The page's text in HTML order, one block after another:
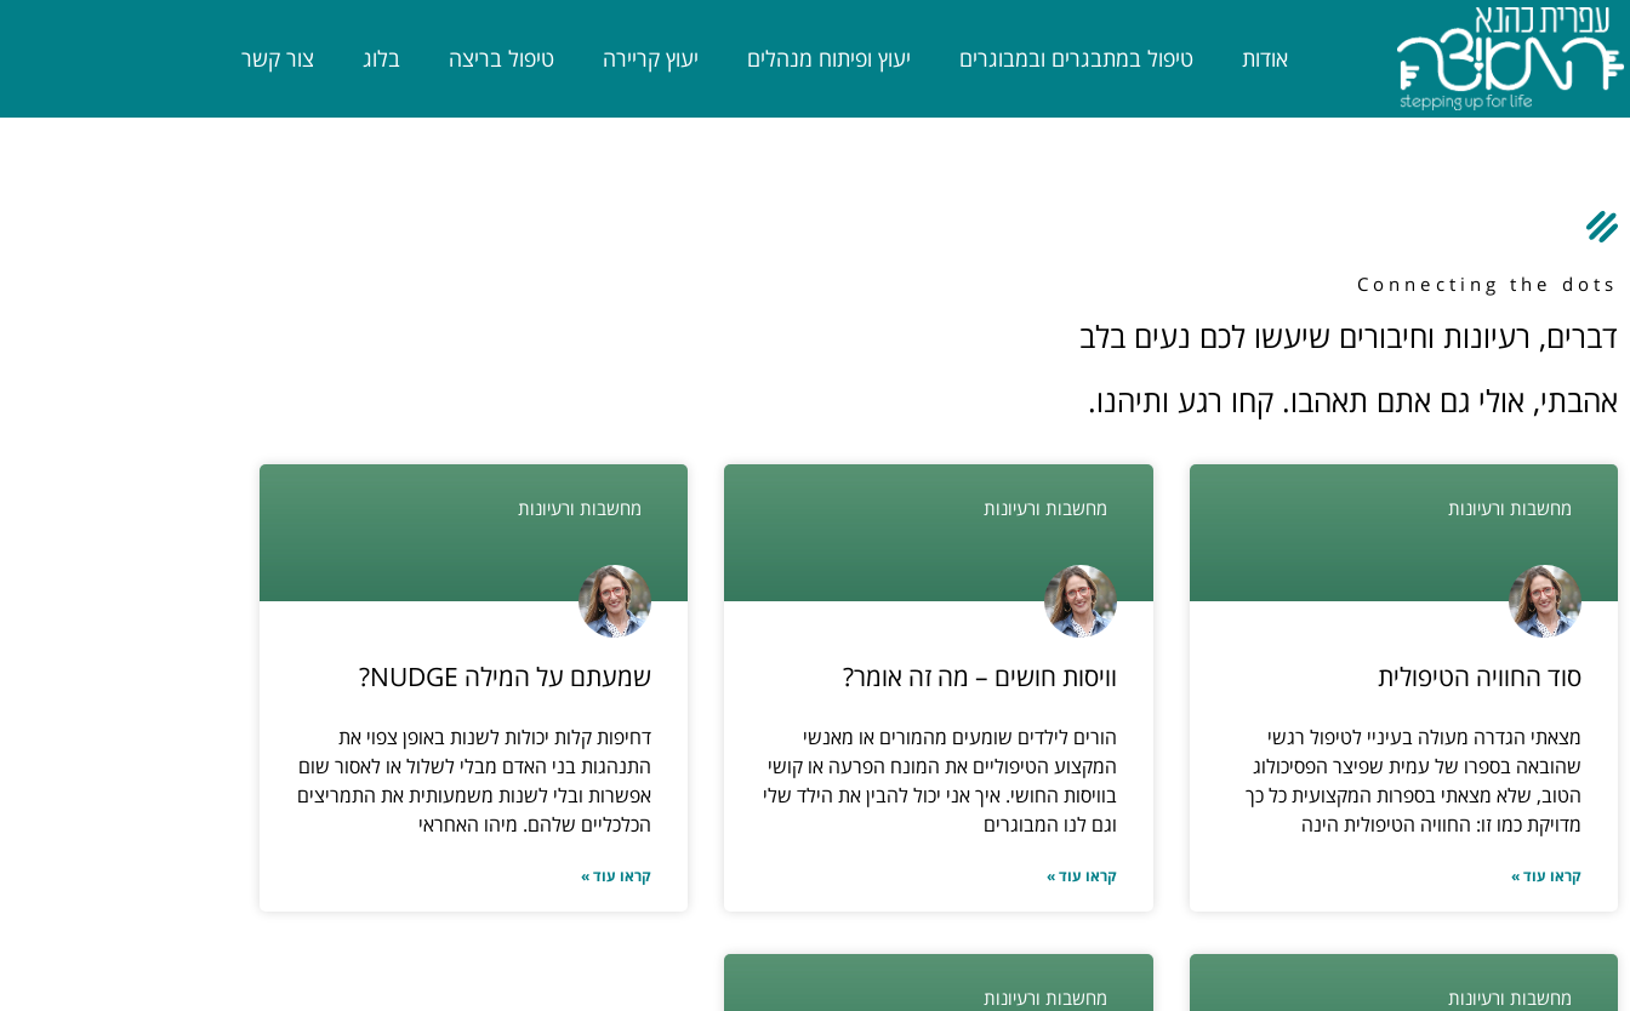
אודות טיפול במתבגרים ובמבוגרים יעוץ ופיתוח מנהלים יעוץ קריירה טיפול בריצה בלוג צור קשר
Connecting the dots
דברים, רעיונות וחיבורים שיעשו לכם נעים בלב
אהבתי, אולי גם אתם תאהבו. קחו רגע ותיהנו.
מחשבות ורעיונות
סוד החוויה הטיפולית
מצאתי הגדרה מעולה בעיניי לטיפול רגשי
שהובאה בספרו של עמית שפיצר הפסיכולוג
הטוב, שלא מצאתי בספרות המקצועית כל כך
מדויקת כמו זו: החוויה הטיפולית הינה
קראו עוד »
מחשבות ורעיונות
וויסות חושים – מה זה אומר?
הורים לילדים שומעים מהמורים או מאנשי
המקצוע הטיפוליים את המונח הפרעה או קושי
בוויסות החושי. איך אני יכול להבין את הילד שלי
וגם לנו המבוגרים
קראו עוד »
מחשבות ורעיונות
שמעתם על המילה NUDGE?
דחיפות קלות יכולות לשנות באופן צפוי את
התנהגות בני האדם מבלי לשלול או לאסור שום
אפשרות ובלי לשנות משמעותית את התמריצים
הכלכליים שלהם. מיהו האחראי
קראו עוד »
מחשבות ורעיונות מחשבות ורעיונות